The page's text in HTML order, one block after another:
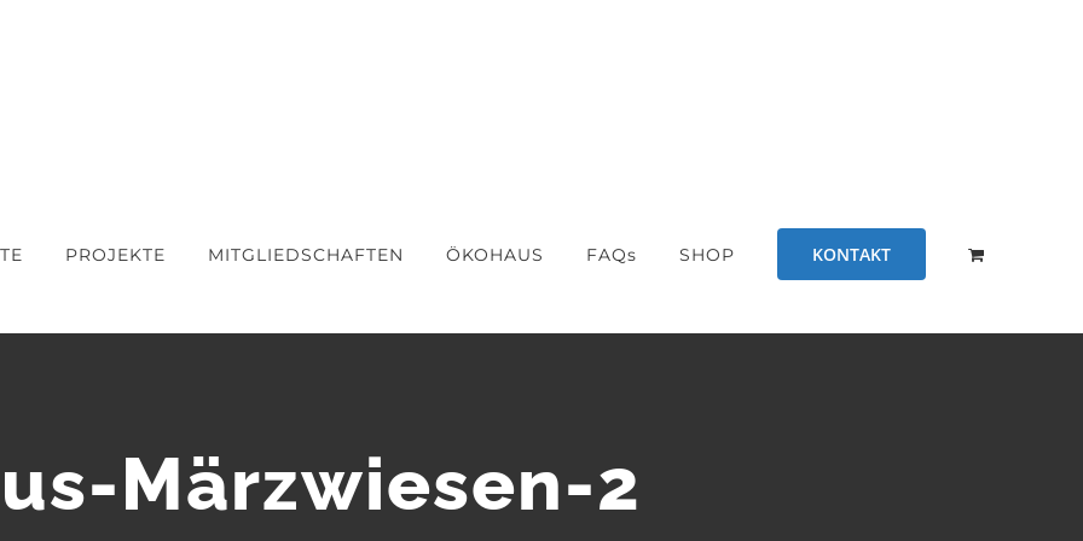
PROJEKTE MITGLIEDSCHAFTEN ÖKOHAUS FAQs SHOP KONTAKT
Märzwiesen-2